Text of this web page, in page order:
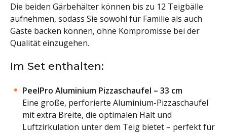
Die beiden Gärbehälter können bis zu 12 Teigbälle
aufnehmen, sodass Sie sowohl für Familie als auch
Gäste backen können, ohne Kompromisse bei der
Qualität einzugehen.
Im Set enthalten:
PeelPro Aluminium Pizzaschaufel – 33 cm
Eine große, perforierte Aluminium-Pizzaschaufel
mit extra Breite, die optimalen Halt und
Luftzirkulation unter dem Teig bietet – perfekt für